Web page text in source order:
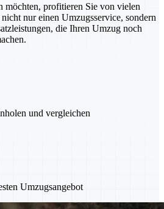
möchten, profitieren Sie von vielen
nur einen Umzugsservice, sondern
die Ihren Umzug noch
und vergleichen
Umzugsangebot